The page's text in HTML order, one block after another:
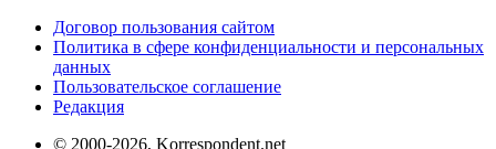
Договор пользования сайтом
Политика в сфере конфиденциальности и персональных
данных
Пользовательское соглашение
Редакция
© 2000-2026, Korrespondent.net